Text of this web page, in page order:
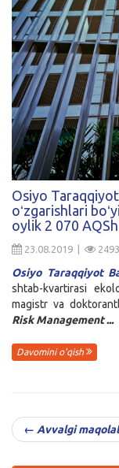
Osiyo
oʻzgarishlari
oylik 2 070
23.08.2019 | 2493
Osiyo Taraqqiyot
shtab-kvartirasi
magistr va
Risk Management ...
Davomini o'qish
← Avvalgi